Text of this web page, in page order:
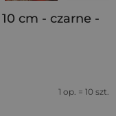
cm - czarne -
1 op. = 10 szt.